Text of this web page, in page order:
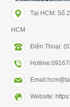
Tại HCM: Số
HCM
Điện Thoại:
Website: